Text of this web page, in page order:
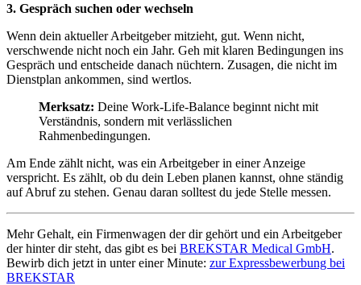
3. Gespräch suchen oder wechseln
Wenn dein aktueller Arbeitgeber mitzieht, gut. Wenn nicht,
verschwende nicht noch ein Jahr. Geh mit klaren Bedingungen ins
Gespräch und entscheide danach nüchtern. Zusagen, die nicht im
Dienstplan ankommen, sind wertlos.
Merksatz: Deine Work-Life-Balance beginnt nicht mit
Verständnis, sondern mit verlässlichen
Rahmenbedingungen.
Am Ende zählt nicht, was ein Arbeitgeber in einer Anzeige
verspricht. Es zählt, ob du dein Leben planen kannst, ohne ständig
auf Abruf zu stehen. Genau daran solltest du jede Stelle messen.
Mehr Gehalt, ein Firmenwagen der dir gehört und ein Arbeitgeber
der hinter dir steht, das gibt es bei BREKSTAR Medical GmbH.
Bewirb dich jetzt in unter einer Minute: zur Expressbewerbung bei
BREKSTAR